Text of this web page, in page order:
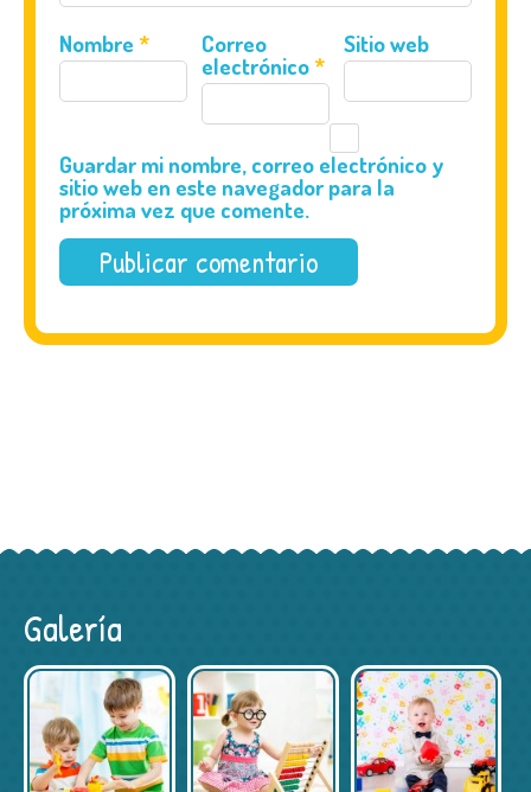
Nombre * Correo
electrónico *
Sitio web
Guardar mi nombre, correo electrónico y
sitio web en este navegador para la
próxima vez que comente.
Galería